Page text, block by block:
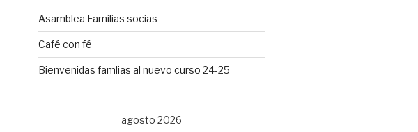
Asamblea Familias socias
Café con fé
Bienvenidas famlias al nuevo curso 24-25
agosto 2026